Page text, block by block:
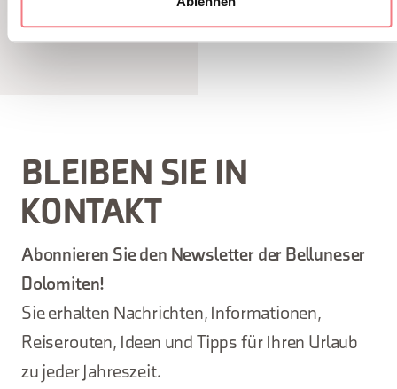
BLEIBEN SIE IN
KONTAKT
Abonnieren Sie den Newsletter der Belluneser
Dolomiten!
Sie erhalten Nachrichten, Informationen,
Reiserouten, Ideen und Tipps für Ihren Urlaub
zu jeder Jahreszeit.